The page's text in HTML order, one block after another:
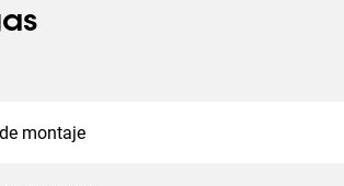
montaje